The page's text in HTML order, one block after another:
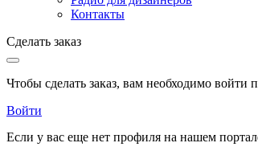
Контакты
Сделать заказ
Чтобы сделать заказ, вам необходимо
Войти
Если у вас еще нет профиля на нашем